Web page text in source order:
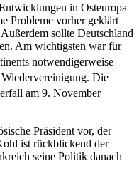
in Osteuropa
Probleme vorher geklärt
sollte Deutschland
Am wichtigsten war für
notwendigerweise
Die
am 9. November
Präsident vor, der
ist rückblickend der
seine Politik danach